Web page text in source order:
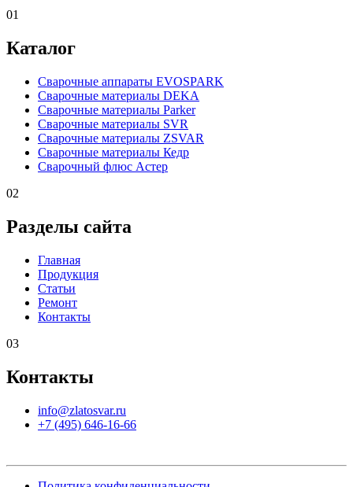
01
Каталог
Сварочные аппараты EVOSPARK
Сварочные материалы DEKA
Сварочные материалы Parker
Сварочные материалы SVR
Сварочные материалы ZSVAR
Сварочные материалы Кедр
Сварочный флюс Астер
02
Разделы сайта
Главная
Продукция
Статьи
Ремонт
Контакты
03
Контакты
info@zlatosvar.ru
+7 (495) 646-16-66